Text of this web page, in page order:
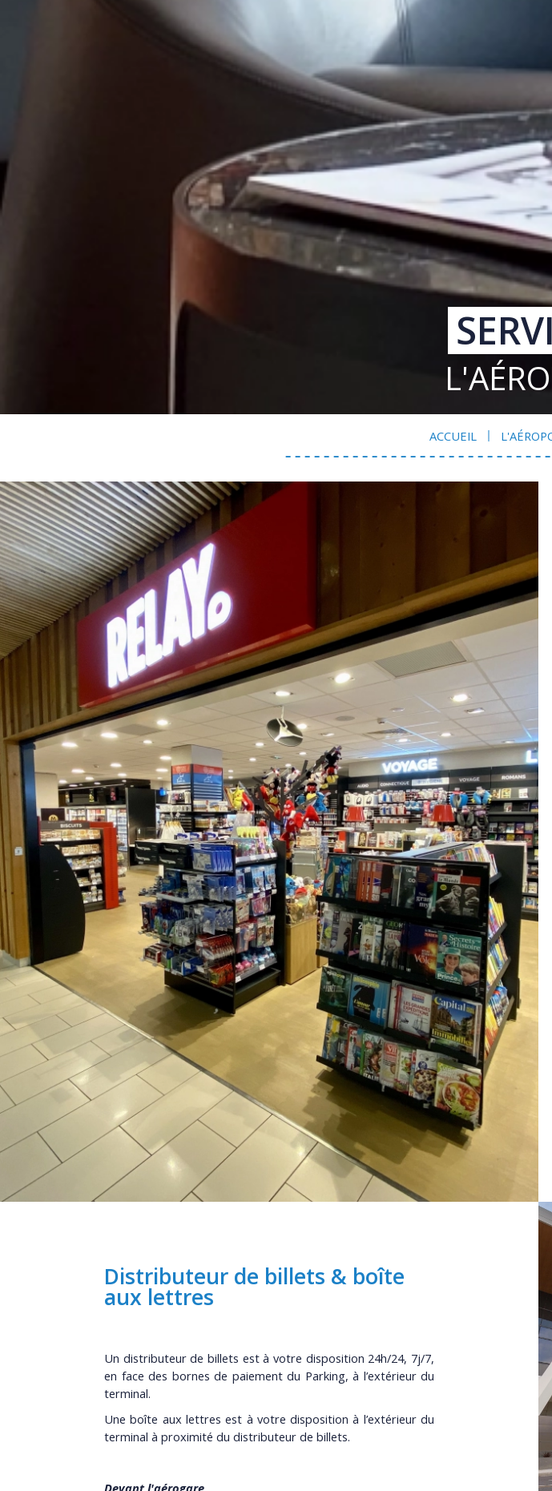
ACCUEIL
Distributeur de billets & boîte
aux lettres
Un distributeur de billets est à votre disposition 24h/24, 7j/7,
en face des bornes de paiement du Parking, à l’extérieur du
terminal.
Une boîte aux lettres est à votre disposition à l’extérieur du
terminal à proximité du distributeur de billets.
Devant l'aérogare